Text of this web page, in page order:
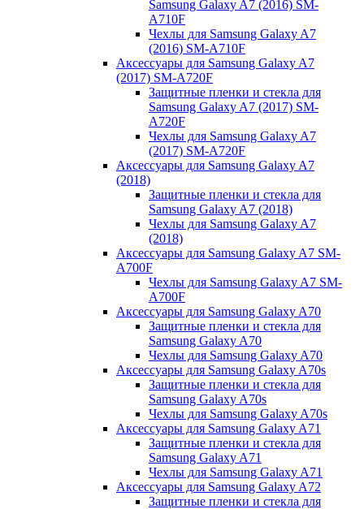
Samsung Galaxy A7 (2016) SM-
A710F
Чехлы для Samsung Galaxy A7
(2016) SM-A710F
Аксессуары для Samsung Galaxy A7
(2017) SM-A720F
Защитные пленки и стекла для
Samsung Galaxy A7 (2017) SM-
A720F
Чехлы для Samsung Galaxy A7
(2017) SM-A720F
Аксессуары для Samsung Galaxy A7
(2018)
Защитные пленки и стекла для
Samsung Galaxy A7 (2018)
Чехлы для Samsung Galaxy A7
(2018)
Аксессуары для Samsung Galaxy A7 SM-
A700F
Чехлы для Samsung Galaxy A7 SM-
A700F
Аксессуары для Samsung Galaxy A70
Защитные пленки и стекла для
Samsung Galaxy A70
Чехлы для Samsung Galaxy A70
Аксессуары для Samsung Galaxy A70s
Защитные пленки и стекла для
Samsung Galaxy A70s
Чехлы для Samsung Galaxy A70s
Аксессуары для Samsung Galaxy A71
Защитные пленки и стекла для
Samsung Galaxy A71
Чехлы для Samsung Galaxy A71
Аксессуары для Samsung Galaxy A72
Защитные пленки и стекла для